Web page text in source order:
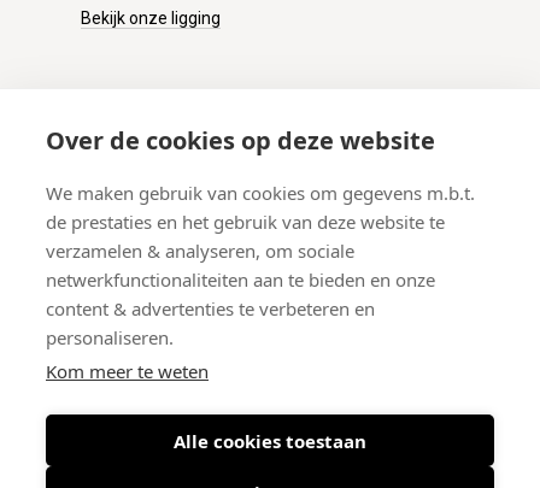
Over de cookies op deze website
We maken gebruik van cookies om gegevens m.b.t.
de prestaties en het gebruik van deze website te
verzamelen & analyseren, om sociale
netwerkfunctionaliteiten aan te bieden en onze
content & advertenties te verbeteren en
personaliseren.
Kom meer te weten
Alle cookies toestaan
Bekijk onze ligging
Verzenden
Retourneren
Betalen
Veelgestelde vragen
© 2026 West-End BV-Meir 75, 2000 Antwerpen (België)